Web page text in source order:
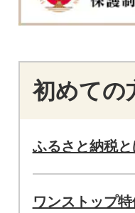
初めての
ふるさと納税と
ワンストップ